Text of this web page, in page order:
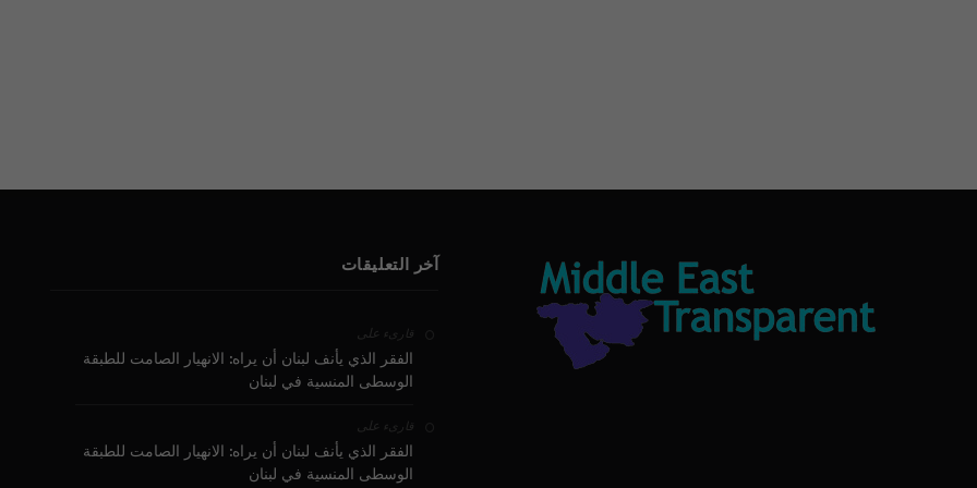
آخر التعليقات
قارىء على
الفقر الذي يأنف لبنان أن يراه: الانهيار الصامت للطبقة
الوسطى المنسية في لبنان
قارىء على
الفقر الذي يأنف لبنان أن يراه: الانهيار الصامت للطبقة
الوسطى المنسية في لبنان